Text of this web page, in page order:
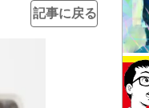
記事に戻る